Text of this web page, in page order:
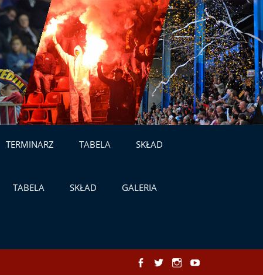
TERMINARZ TABELA SKŁAD
TABELA SKŁAD GALERIA